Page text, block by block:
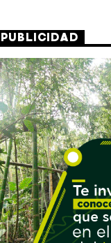
PUBLICIDAD